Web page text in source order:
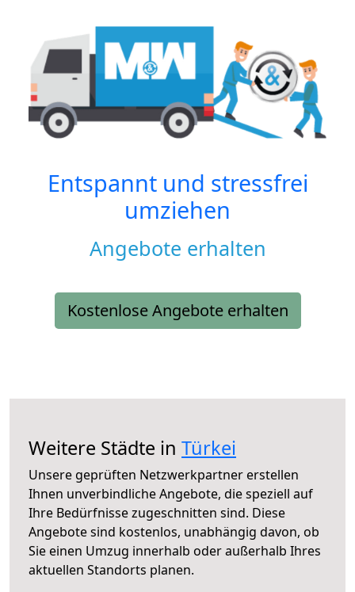
Entspannt und stressfrei
umziehen
Angebote erhalten
Kostenlose Angebote erhalten
Weitere Städte in Türkei
Unsere geprüften Netzwerkpartner erstellen
Ihnen unverbindliche Angebote, die speziell auf
Ihre Bedürfnisse zugeschnitten sind. Diese
Angebote sind kostenlos, unabhängig davon, ob
Sie einen Umzug innerhalb oder außerhalb Ihres
aktuellen Standorts planen.